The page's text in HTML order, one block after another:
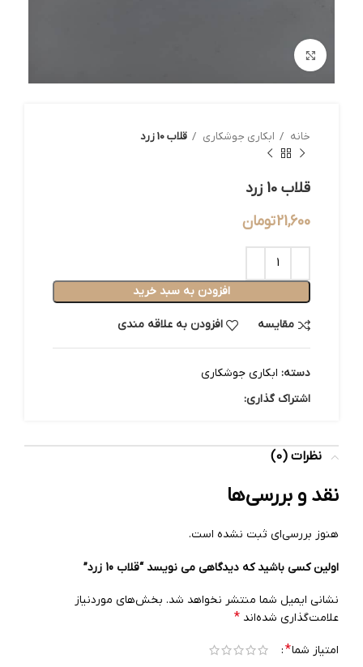
خانه ابکاری جوشکاری قلاب 10 زرد
قلاب 10 زرد
21,600تومان
افزودن به سبد خرید
مقایسه افزودن به علاقه مندی
دسته: ابکاری جوشکاری
اشتراک گذاری:
نظرات (0)
نقد و بررسی‌ها
هنوز بررسی‌ای ثبت نشده است.
اولین کسی باشید که دیدگاهی می نویسد “قلاب 10 زرد”
نشانی ایمیل شما منتشر نخواهد شد. بخش‌های موردنیاز
علامت‌گذاری شده‌اند *
امتیاز شما*